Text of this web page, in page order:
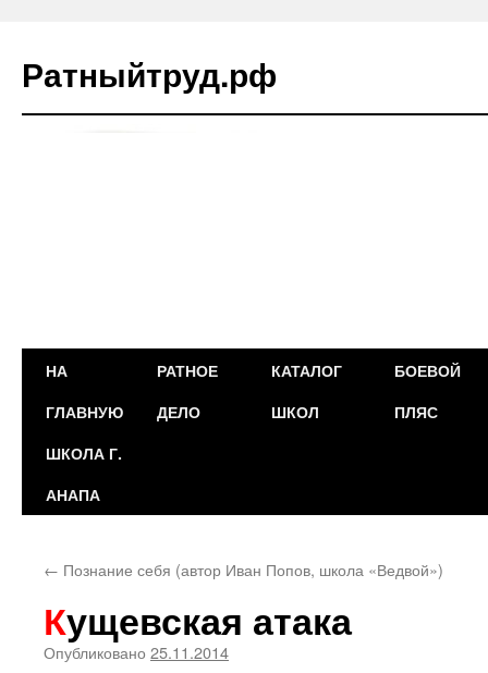
Ратныйтруд.рф
Перейти
содержимому
НА
ГЛАВНУЮ
РАТНОЕ
ДЕЛО
КАТАЛОГ
ШКОЛ
БОЕВОЙ
ПЛЯС
ШКОЛА Г.
АНАПА
← Познание себя (автор Иван Попов, школа «Ведвой»)
Кущевская атака
Опубликовано 25.11.2014